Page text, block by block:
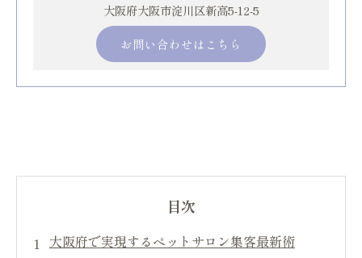
大阪府大阪市淀川区新高5-12-5
お問い合わせはこちら
目次
大阪府で実現するペットサロン集客最新術